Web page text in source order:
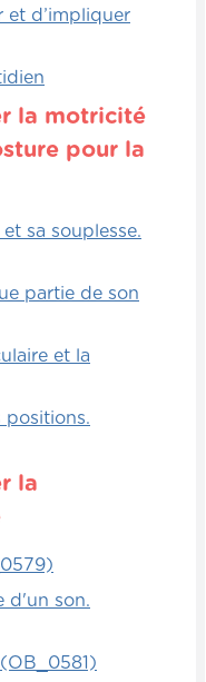
lettres de
dans les
on va
est de
dans l'ordre
possible.
qui
ensemble,
jeu "Décide".
dé contient un
types
ou des
le thème.
à ces thèmes
diverses
Alors,
et d’impliquer
la motricité
pour la
sa souplesse.
partie de son
et la
positions.
la
d'un son.